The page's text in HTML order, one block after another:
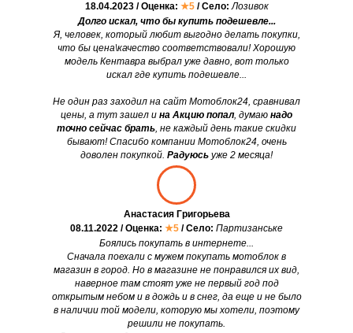
Боялись покупать в интернете...
Сначала поехали с мужем покупать мотоблок в
магазин в город. Но в магазине не понравился их вид,
наверное там стоят уже не первый год под
открытым небом и в дождь и в снег, да еще и не было
в наличии той модели, которую мы хотели, поэтому
решили не покупать.
Анастасия Григорьева
08.11.2022 / Оценка: ★5 / Село: Партизанське
Долго искал, что бы купить подешевле...
Я, человек, который любит выгодно делать покупки,
что бы цена\качество соответствовали! Хорошую
модель Кентавра выбрал уже давно, вот только
искал где купить подешевле...
Не один раз заходил на сайт Мотоблок24, сравнивал
цены, а тут зашел и на Акцию попал, думаю надо
точно сейчас брать, не каждый день такие скидки
бывают! Спасибо компании Мотоблок24, очень
доволен покупкой. Радуюсь уже 2 месяца!
18.04.2023 / Оценка: ★5 / Село: Лозивок